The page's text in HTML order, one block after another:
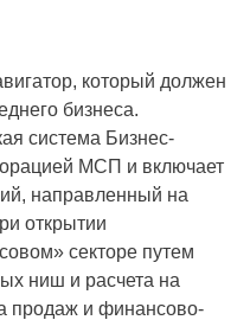
который должен
бизнеса.
система Бизнес-
МСП и включает
направленный на
открытии
секторе путем
ниш и расчета на
продаж и финансово-